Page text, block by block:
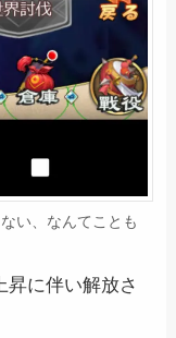
い、なんてことも
昇に伴い解放さ